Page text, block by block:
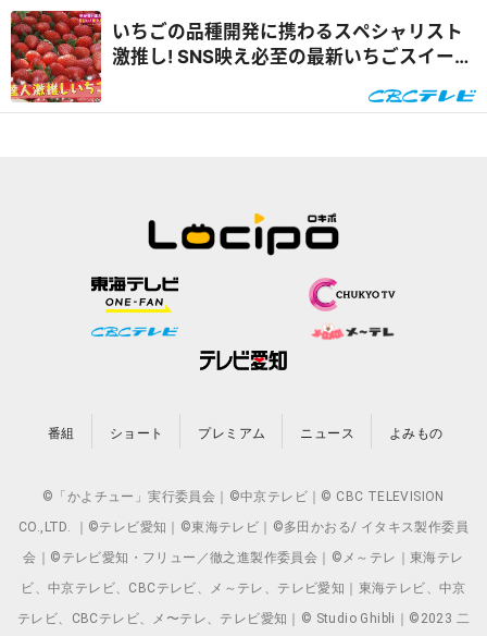
いちごの品種開発に携わるスペシャリスト
激推し! SNS映え必至の最新いちごスイーツ
番組 ショート プレミアム ニュース よみもの
©「かよチュー」実行委員会｜©中京テレビ｜© CBC TELEVISION
CO.,LTD. ｜©テレビ愛知｜©東海テレビ｜©多田かおる/ イタキス製作委員
会｜©テレビ愛知・フリュー／徹之進製作委員会｜©メ～テレ｜東海テレ
ビ、中京テレビ、CBCテレビ、メ～テレ、テレビ愛知｜東海テレビ、中京
テレビ、CBCテレビ、メ〜テレ、テレビ愛知｜© Studio Ghibli｜©2023 二